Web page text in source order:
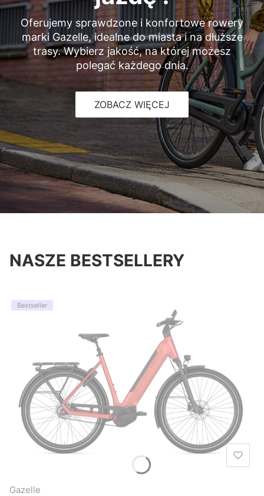
Oferujemy sprawdzone i konfortowe rowery
marki Gazelle, idealne do miasta i na dłuższe
trasy. Wybierz jakość, na której możesz
polegać każdego dnia.
ZOBACZ WIĘCEJ
NASZE BESTSELLERY
Bestseller
Gazelle